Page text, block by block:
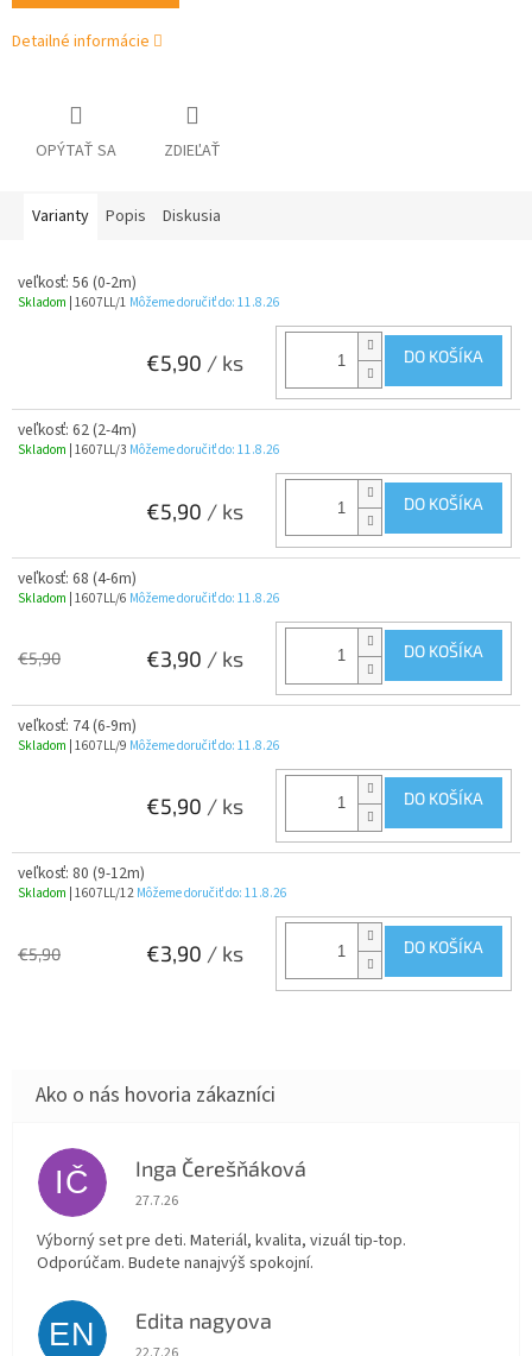
Detailné informácie
OPÝTAŤ SA ZDIEĽAŤ
Varianty Popis Diskusia
veľkosť: 56 (0-2m)
Skladom | 1607LL/1 Môžeme doručiť do: 11.8.26
€5,90 / ks DO KOŠÍKA
veľkosť: 62 (2-4m)
Skladom | 1607LL/3 Môžeme doručiť do: 11.8.26
€5,90 / ks DO KOŠÍKA
veľkosť: 68 (4-6m)
Skladom | 1607LL/6 Môžeme doručiť do: 11.8.26
€5,90 €3,90 / ks DO KOŠÍKA
veľkosť: 74 (6-9m)
Skladom | 1607LL/9 Môžeme doručiť do: 11.8.26
€5,90 / ks DO KOŠÍKA
veľkosť: 80 (9-12m)
Skladom | 1607LL/12 Môžeme doručiť do: 11.8.26
€5,90 €3,90 / ks DO KOŠÍKA
IČ Inga Čerešňáková
Hodnotenie obchodu je 5 z 5 hviezdičiek.
27.7.26
Výborný set pre deti. Materiál, kvalita, vizuál tip-top.
Odporúčam. Budete nanajvýš spokojní.
EN Edita nagyova
Hodnotenie obchodu je 5 z 5 hviezdičiek.